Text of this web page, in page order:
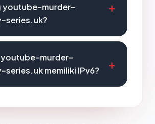
youtube-murder-
series.uk?
youtube-murder-
series.uk memiliki IPv6?